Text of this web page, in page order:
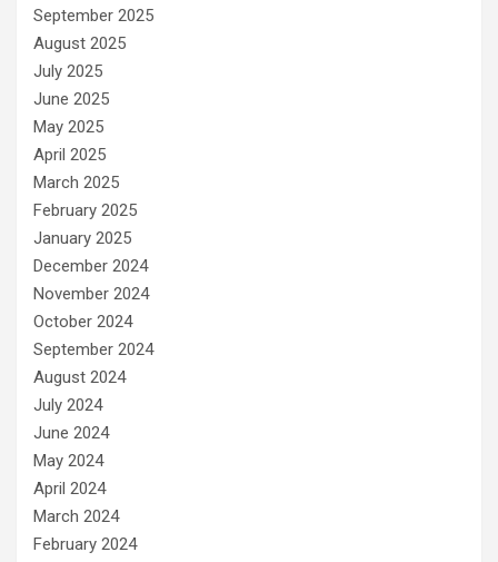
September 2025
August 2025
July 2025
June 2025
May 2025
April 2025
March 2025
February 2025
January 2025
December 2024
November 2024
October 2024
September 2024
August 2024
July 2024
June 2024
May 2024
April 2024
March 2024
February 2024